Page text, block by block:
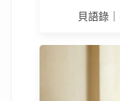
貝語錄